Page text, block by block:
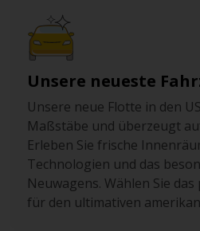
kurze Aufenthalte, nahe
Hotels. Zentrale Lage und
ermöglichen eine einfache
Unsere neueste
Unsere neue Flotte in den
Maßstäbe und überzeugt
Erleben Sie frische
Technologien und das
Neuwagens. Wählen Sie
für den ultimativen